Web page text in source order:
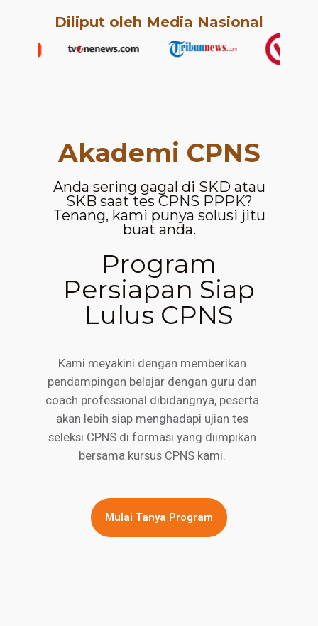
Diliput oleh Media Nasional
Akademi CPNS
Anda sering gagal di SKD atau
SKB saat tes CPNS PPPK?
Tenang, kami punya solusi jitu
buat anda.
Program
Persiapan Siap
Lulus CPNS
Kami meyakini dengan memberikan
pendampingan belajar dengan guru dan
coach professional dibidangnya, peserta
akan lebih siap menghadapi ujian tes
seleksi CPNS di formasi yang diimpikan
bersama kursus CPNS kami.
Mulai Tanya Program